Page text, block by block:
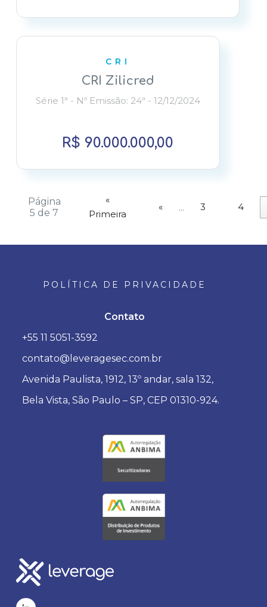
CRI
CRI Zilicred
Série 1ª - Nº Emissão: 24ª - 12/12/2024
R$ 90.000.000,00
Página
5 de 7
«
Primeira
« ... 3 4
POLÍTICA DE PRIVACIDADE
Contato
+55 11 5051-3592
contato@leveragesec.com.br
Avenida Paulista, 1912, 13º andar, sala 132,
Bela Vista, São Paulo – SP, CEP 01310-924.